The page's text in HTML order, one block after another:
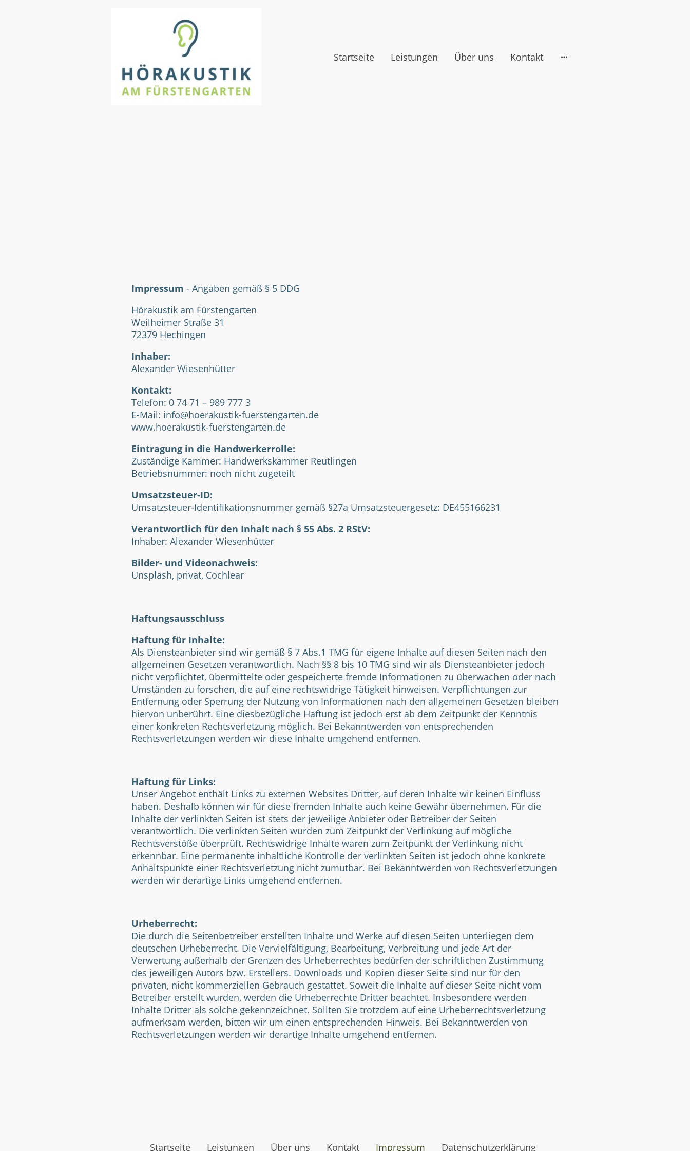
Startseite Leistungen Über uns Kontakt
Impressum - Angaben gemäß § 5 DDG
Hörakustik am Fürstengarten
Weilheimer Straße 31
72379 Hechingen
Inhaber:
Alexander Wiesenhütter
Kontakt:
Telefon: 0 74 71 – 989 777 3
E-Mail: info@hoerakustik-fuerstengarten.de
www.hoerakustik-fuerstengarten.de
Eintragung in die Handwerkerrolle:
Zuständige Kammer: Handwerkskammer Reutlingen
Betriebsnummer: noch nicht zugeteilt
Umsatzsteuer-ID:
Umsatzsteuer-Identifikationsnummer gemäß §27a Umsatzsteuergesetz: DE455166231
Verantwortlich für den Inhalt nach § 55 Abs. 2 RStV:
Inhaber: Alexander Wiesenhütter
Bilder- und Videonachweis:
Unsplash, privat, Cochlear
Haftungsausschluss
Haftung für Inhalte:
Als Diensteanbieter sind wir gemäß § 7 Abs.1 TMG für eigene Inhalte auf diesen Seiten nach den
allgemeinen Gesetzen verantwortlich. Nach §§ 8 bis 10 TMG sind wir als Diensteanbieter jedoch
nicht verpflichtet, übermittelte oder gespeicherte fremde Informationen zu überwachen oder nach
Umständen zu forschen, die auf eine rechtswidrige Tätigkeit hinweisen. Verpflichtungen zur
Entfernung oder Sperrung der Nutzung von Informationen nach den allgemeinen Gesetzen bleiben
hiervon unberührt. Eine diesbezügliche Haftung ist jedoch erst ab dem Zeitpunkt der Kenntnis
einer konkreten Rechtsverletzung möglich. Bei Bekanntwerden von entsprechenden
Rechtsverletzungen werden wir diese Inhalte umgehend entfernen.
Haftung für Links:
Unser Angebot enthält Links zu externen Websites Dritter, auf deren Inhalte wir keinen Einfluss
haben. Deshalb können wir für diese fremden Inhalte auch keine Gewähr übernehmen. Für die
Inhalte der verlinkten Seiten ist stets der jeweilige Anbieter oder Betreiber der Seiten
verantwortlich. Die verlinkten Seiten wurden zum Zeitpunkt der Verlinkung auf mögliche
Rechtsverstöße überprüft. Rechtswidrige Inhalte waren zum Zeitpunkt der Verlinkung nicht
erkennbar. Eine permanente inhaltliche Kontrolle der verlinkten Seiten ist jedoch ohne konkrete
Anhaltspunkte einer Rechtsverletzung nicht zumutbar. Bei Bekanntwerden von Rechtsverletzungen
werden wir derartige Links umgehend entfernen.
Urheberrecht:
Die durch die Seitenbetreiber erstellten Inhalte und Werke auf diesen Seiten unterliegen dem
deutschen Urheberrecht. Die Vervielfältigung, Bearbeitung, Verbreitung und jede Art der
Verwertung außerhalb der Grenzen des Urheberrechtes bedürfen der schriftlichen Zustimmung
des jeweiligen Autors bzw. Erstellers. Downloads und Kopien dieser Seite sind nur für den
privaten, nicht kommerziellen Gebrauch gestattet. Soweit die Inhalte auf dieser Seite nicht vom
Betreiber erstellt wurden, werden die Urheberrechte Dritter beachtet. Insbesondere werden
Inhalte Dritter als solche gekennzeichnet. Sollten Sie trotzdem auf eine Urheberrechtsverletzung
aufmerksam werden, bitten wir um einen entsprechenden Hinweis. Bei Bekanntwerden von
Rechtsverletzungen werden wir derartige Inhalte umgehend entfernen.
Startseite Leistungen Über uns Kontakt Impressum Datenschutzerklärung